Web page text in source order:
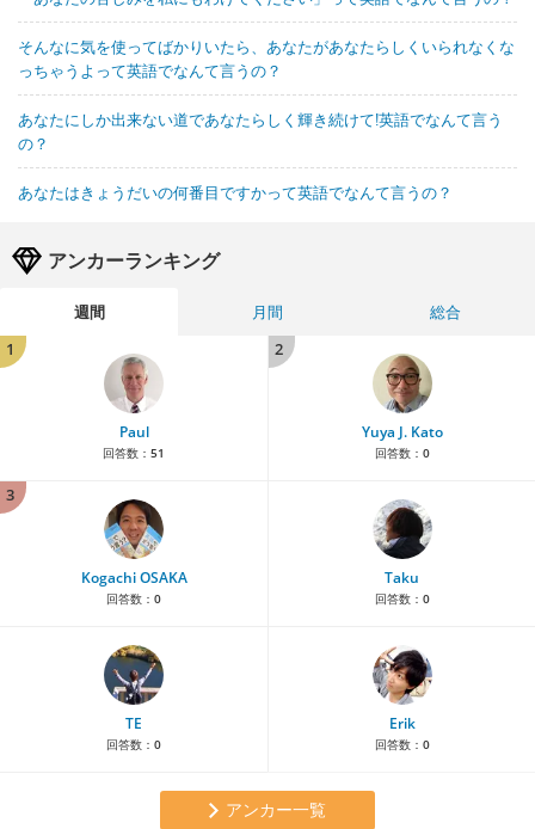
そんなに気を使ってばかりいたら、あなたがあなたらしくいられなくな
っちゃうよって英語でなんて言うの？
あなたにしか出来ない道であなたらしく輝き続けて!英語でなんて言う
の？
あなたはきょうだいの何番目ですかって英語でなんて言うの？
アンカーランキング
週間 月間
総合
1
Paul
回答数： 51
2
Yuya J. Kato
回答数： 0
3
Kogachi OSAKA
回答数： 0
Taku
回答数： 0
TE
回答数： 0
Erik
回答数： 0
アンカー一覧